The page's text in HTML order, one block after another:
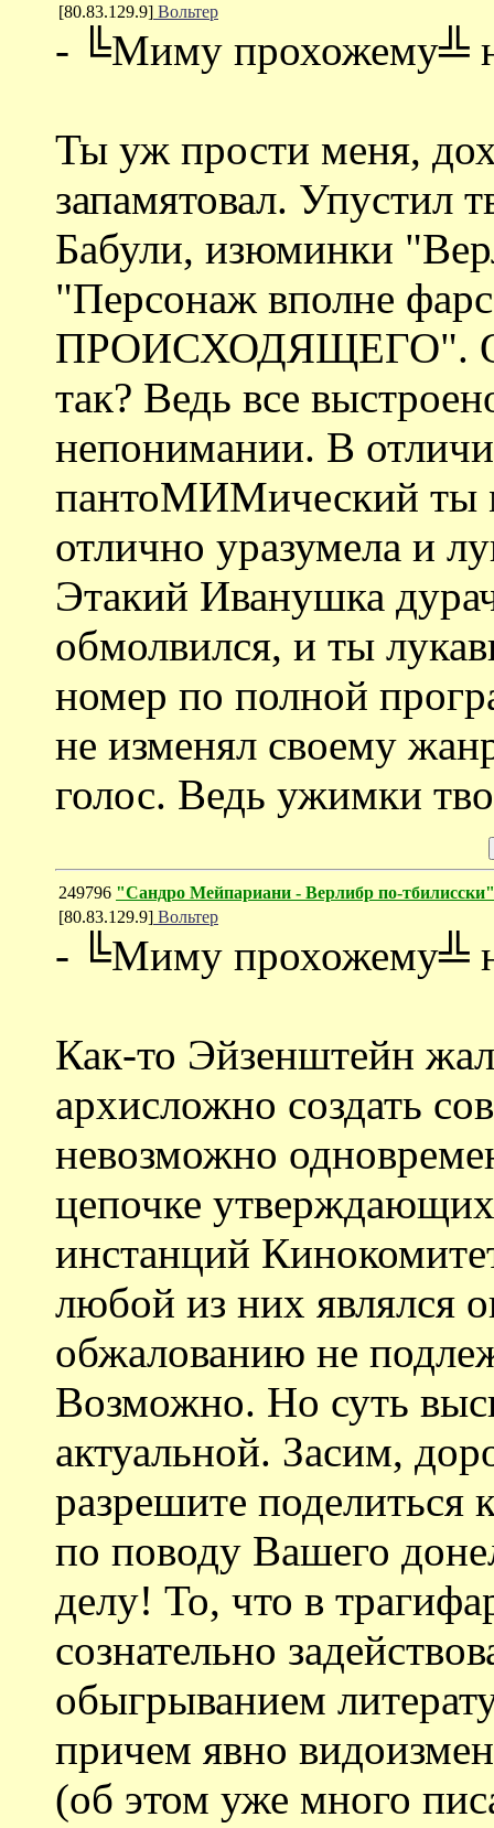
[80.83.129.9] Вольтер
- ╚Миму прохожему╩
Ты уж прости меня,
запамятовал. Упустил
Бабули, изюминки
"Персонаж вполне
ПРОИСХОДЯЩЕГО".
так? Ведь все
непонимании. В
пантоМИМический ты
отлично уразумела и
Этакий Иванушка
обмолвился, и ты
номер по полной
не изменял своему
голос. Ведь ужимки
249796 "Сандро Мейпариани - Верлибр по-тбилисски"
[80.83.129.9] Вольтер
- ╚Миму прохожему╩
Как-то Эйзенштейн
архисложно создать
невозможно
цепочке
инстанций
любой из них являлся
обжалованию не
Возможно. Но суть
актуальной. Засим,
разрешите
по поводу Вашего
делу! То, что в
сознательно
обыгрыванием
причем явно
(об этом уже много